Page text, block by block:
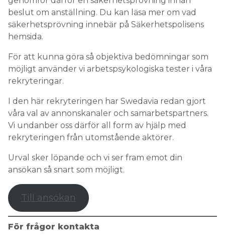
beslut om anställning. Du kan läsa mer om vad
säkerhetsprövning innebär på Säkerhetspolisens
hemsida.
För att kunna göra så objektiva bedömningar som
möjligt använder vi arbetspsykologiska tester i våra
rekryteringar.
I den här rekryteringen har Swedavia redan gjort
våra val av annonskanaler och samarbetspartners.
Vi undanber oss därför all form av hjälp med
rekryteringen från utomstående aktörer.
Urval sker löpande och vi ser fram emot din
ansökan så snart som möjligt.
Till ansökan
För frågor kontakta